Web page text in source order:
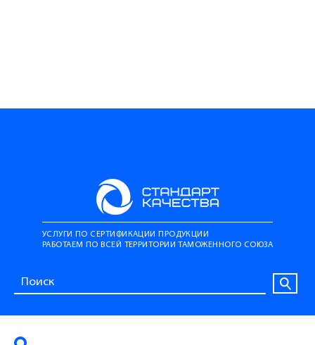
УСЛУГИ ПО СЕРТИФИКАЦИИ ПРОДУКЦИИ
РАБОТАЕМ ПО ВСЕЙ ТЕРРИТОРИИ ТАМОЖЕННОГО СОЮЗА